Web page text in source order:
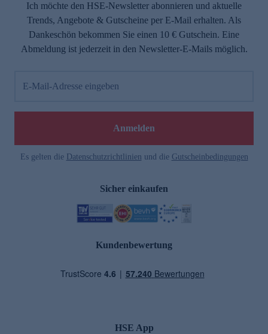
Ich möchte den HSE-Newsletter abonnieren und aktuelle
Trends, Angebote & Gutscheine per E-Mail erhalten. Als
Dankeschön bekommen Sie einen 10 € Gutschein. Eine
Abmeldung ist jederzeit in den Newsletter-E-Mails möglich.
E-Mail-Adresse eingeben
Anmelden
Es gelten die Datenschutzrichtlinien und die Gutscheinbedingungen
Sicher einkaufen
Kundenbewertung
HSE App